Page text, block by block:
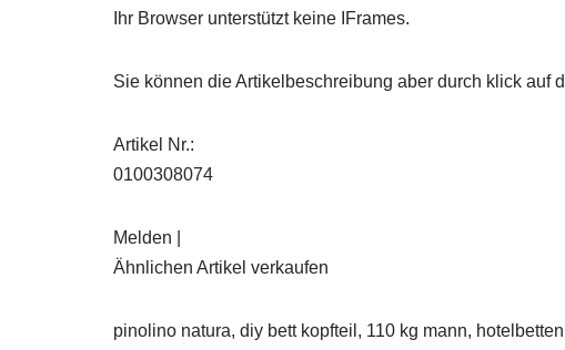
Ihr Browser unterstützt keine IFrames.
Sie können die Artikelbeschreibung aber durch klick auf
Artikel Nr.:
0100308074
Melden |
Ähnlichen Artikel verkaufen
pinolino natura, diy bett kopfteil, 110 kg mann,